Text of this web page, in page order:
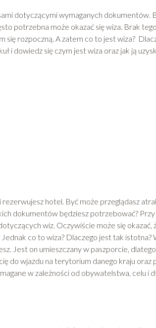
dotyczącymi wymaganych dokumentów.
potrzebna może okazać się wiza. Brak
się rozpoczną. A zatem co to jest wiza?
i dowiedz się czym jest wiza oraz jak ją
hotel. Być może przeglądasz
dokumentów będziesz potrzebować?
wiz. Oczywiście może się okazać,
co to wiza? Dlaczego jest tak istotna?
Jest on umieszczany w paszporcie,
do wjazdu na terytorium danego kraju oraz
w zależności od obywatelstwa, celu i